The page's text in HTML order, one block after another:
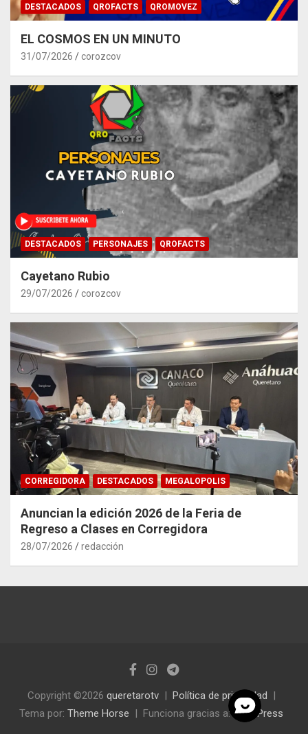
DESTACADOS QROFACTS QROMOVEZ
EL COSMOS EN UN MINUTO
31/07/2026 corozcov
DESTACADOS PERSONAJES QROFACTS
Cayetano Rubio
29/07/2026 corozcov
CORREGIDORA DESTACADOS MEGALOPOLIS
Anuncian la edición 2026 de la Feria de
Regreso a Clases en Corregidora
28/07/2026 redacción
Copyright ©2026 queretarotv
Política de privacidad
Tema por: Theme Horse Funciona gracias a:WordPress